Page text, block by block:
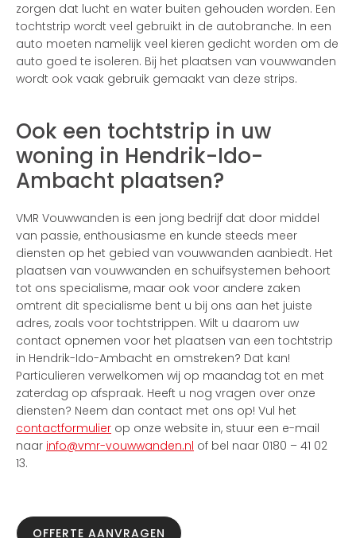
zorgen dat lucht en water buiten gehouden worden. Een
tochtstrip wordt veel gebruikt in de autobranche. In een
auto moeten namelijk veel kieren gedicht worden om de
auto goed te isoleren. Bij het plaatsen van vouwwanden
wordt ook vaak gebruik gemaakt van deze strips.
Ook een tochtstrip in uw
woning in Hendrik-Ido-
Ambacht plaatsen?
VMR Vouwwanden is een jong bedrijf dat door middel
van passie, enthousiasme en kunde steeds meer
diensten op het gebied van vouwwanden aanbiedt. Het
plaatsen van vouwwanden en schuifsystemen behoort
tot ons specialisme, maar ook voor andere zaken
omtrent dit specialisme bent u bij ons aan het juiste
adres, zoals voor tochtstrippen. Wilt u daarom uw
contact opnemen voor het plaatsen van een tochtstrip
in Hendrik-Ido-Ambacht en omstreken? Dat kan!
Particulieren verwelkomen wij op maandag tot en met
zaterdag op afspraak. Heeft u nog vragen over onze
diensten? Neem dan contact met ons op! Vul het
contactformulier op onze website in, stuur een e-mail
naar info@vmr-vouwwanden.nl of bel naar 0180 – 41 02
13.
OFFERTE AANVRAGEN